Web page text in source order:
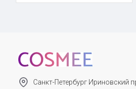
Санкт-Петербург Ириновский